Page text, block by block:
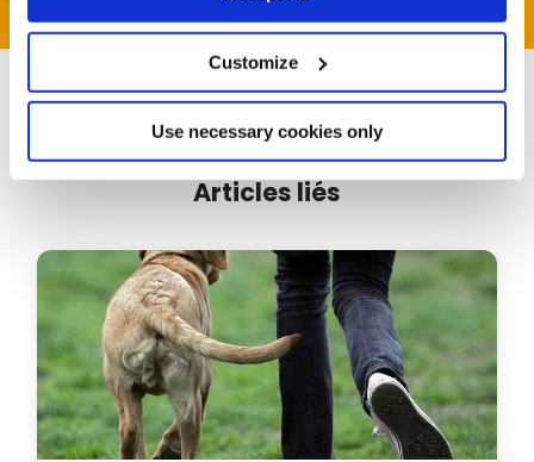
Customize
Use necessary cookies only
Articles liés